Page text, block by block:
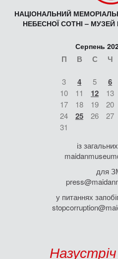
НАЦІОНАЛЬНИЙ
НЕБЕСНОЇ СОТНІ – МУЗЕЙ
Серпень
П В С Ч
3 4 5 6
10
11 12 13
17
18 19 20
24
25 26 27
31
із
для
у питаннях